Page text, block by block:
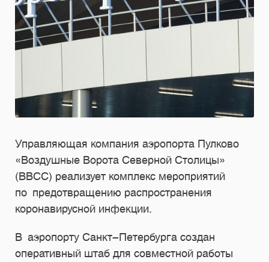
Управляющая компания аэропорта Пулково
«Воздушные Ворота Северной Столицы»
(ВВСС) реализует комплекс мероприятий
по предотвращению распространения
коронавирусной инфекции.
В аэропорту Санкт-Петербурга создан
оперативный штаб для совместной работы